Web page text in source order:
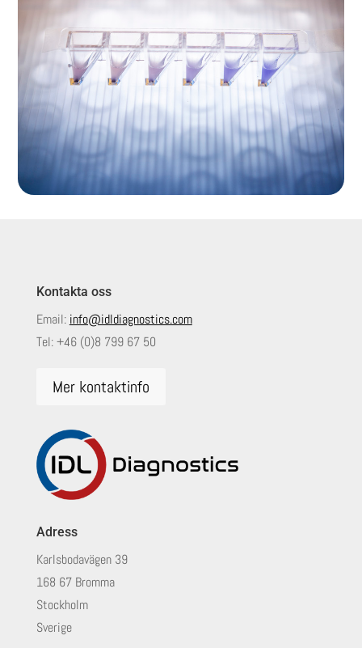
Kontakta oss
Email: info@idldiagnostics.com
Tel:+46 (0)8 799 67 50
Mer kontaktinfo
Adress
Karlsbodavägen 39
168 67 Bromma
Stockholm
Sverige